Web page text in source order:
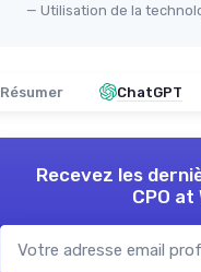
— Utilisation de la
Résumer ChatGPT
Recevez les
CPO at